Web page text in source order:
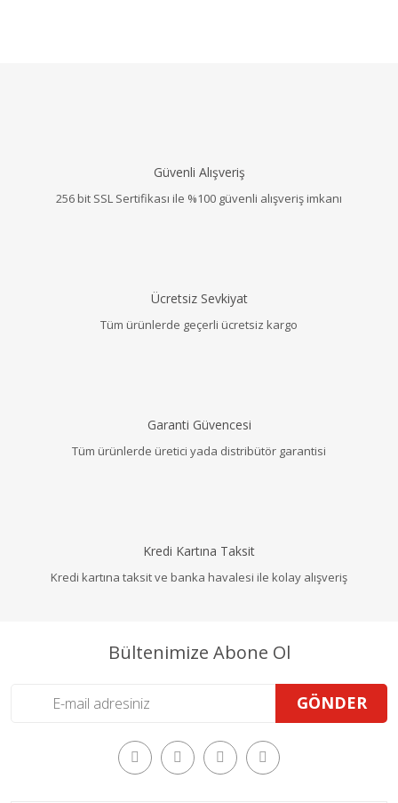
Güvenli Alışveriş
256 bit SSL Sertifikası ile %100 güvenli alışveriş imkanı
Ücretsiz Sevkiyat
Tüm ürünlerde geçerli ücretsiz kargo
Garanti Güvencesi
Tüm ürünlerde üretici yada distribütör garantisi
Kredi Kartına Taksit
Kredi kartına taksit ve banka havalesi ile kolay alışveriş
Bültenimize Abone Ol
GÖNDER